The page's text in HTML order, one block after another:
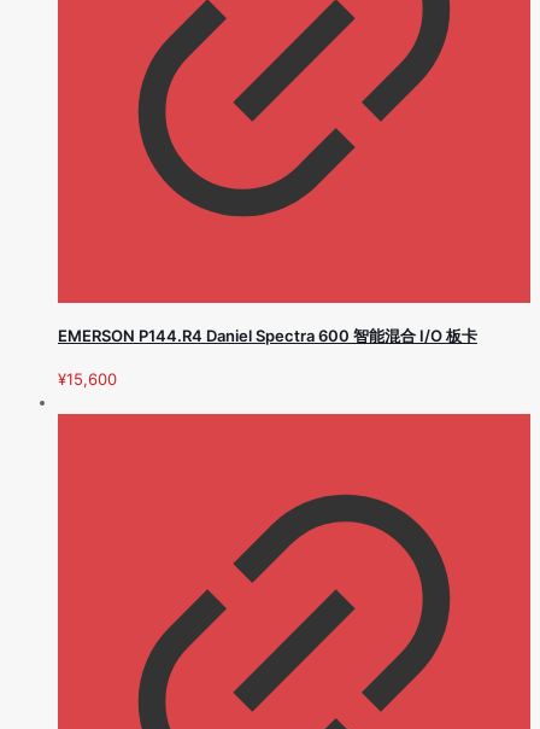
EMERSON P144.R4 Daniel Spectra 600 智能混合 I/O 板卡
¥15,600